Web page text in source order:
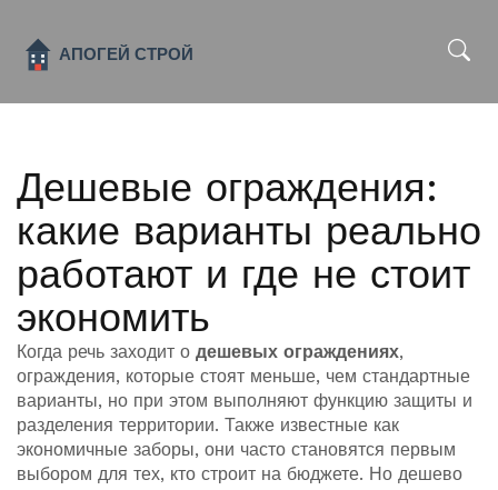
Дешевые ограждения:
какие варианты реально
работают и где не стоит
экономить
Когда речь заходит о дешевых ограждениях,
ограждения, которые стоят меньше, чем стандартные
варианты, но при этом выполняют функцию защиты и
разделения территории. Также известные как
экономичные заборы, они часто становятся первым
выбором для тех, кто строит на бюджете. Но дешево